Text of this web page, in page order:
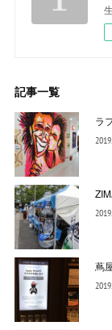
記事一覧
ラ
蔦